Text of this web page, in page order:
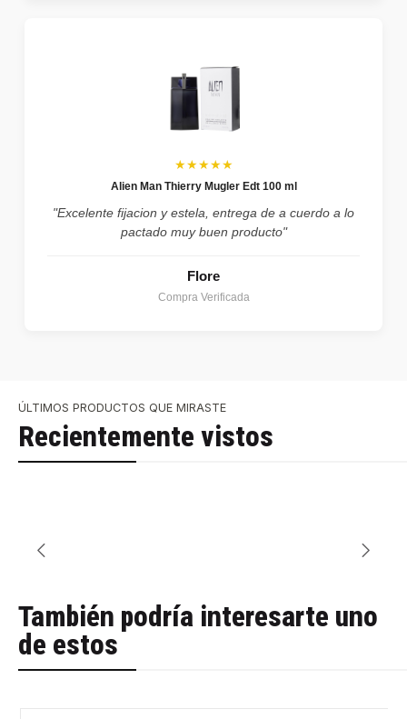
★★★★★
Alien Man Thierry Mugler Edt 100 ml
"Excelente fijacion y estela, entrega de a cuerdo a lo
pactado muy buen producto"
Flore
Compra Verificada
ÚLTIMOS PRODUCTOS QUE MIRASTE
Recientemente vistos
También podría interesarte uno
de estos